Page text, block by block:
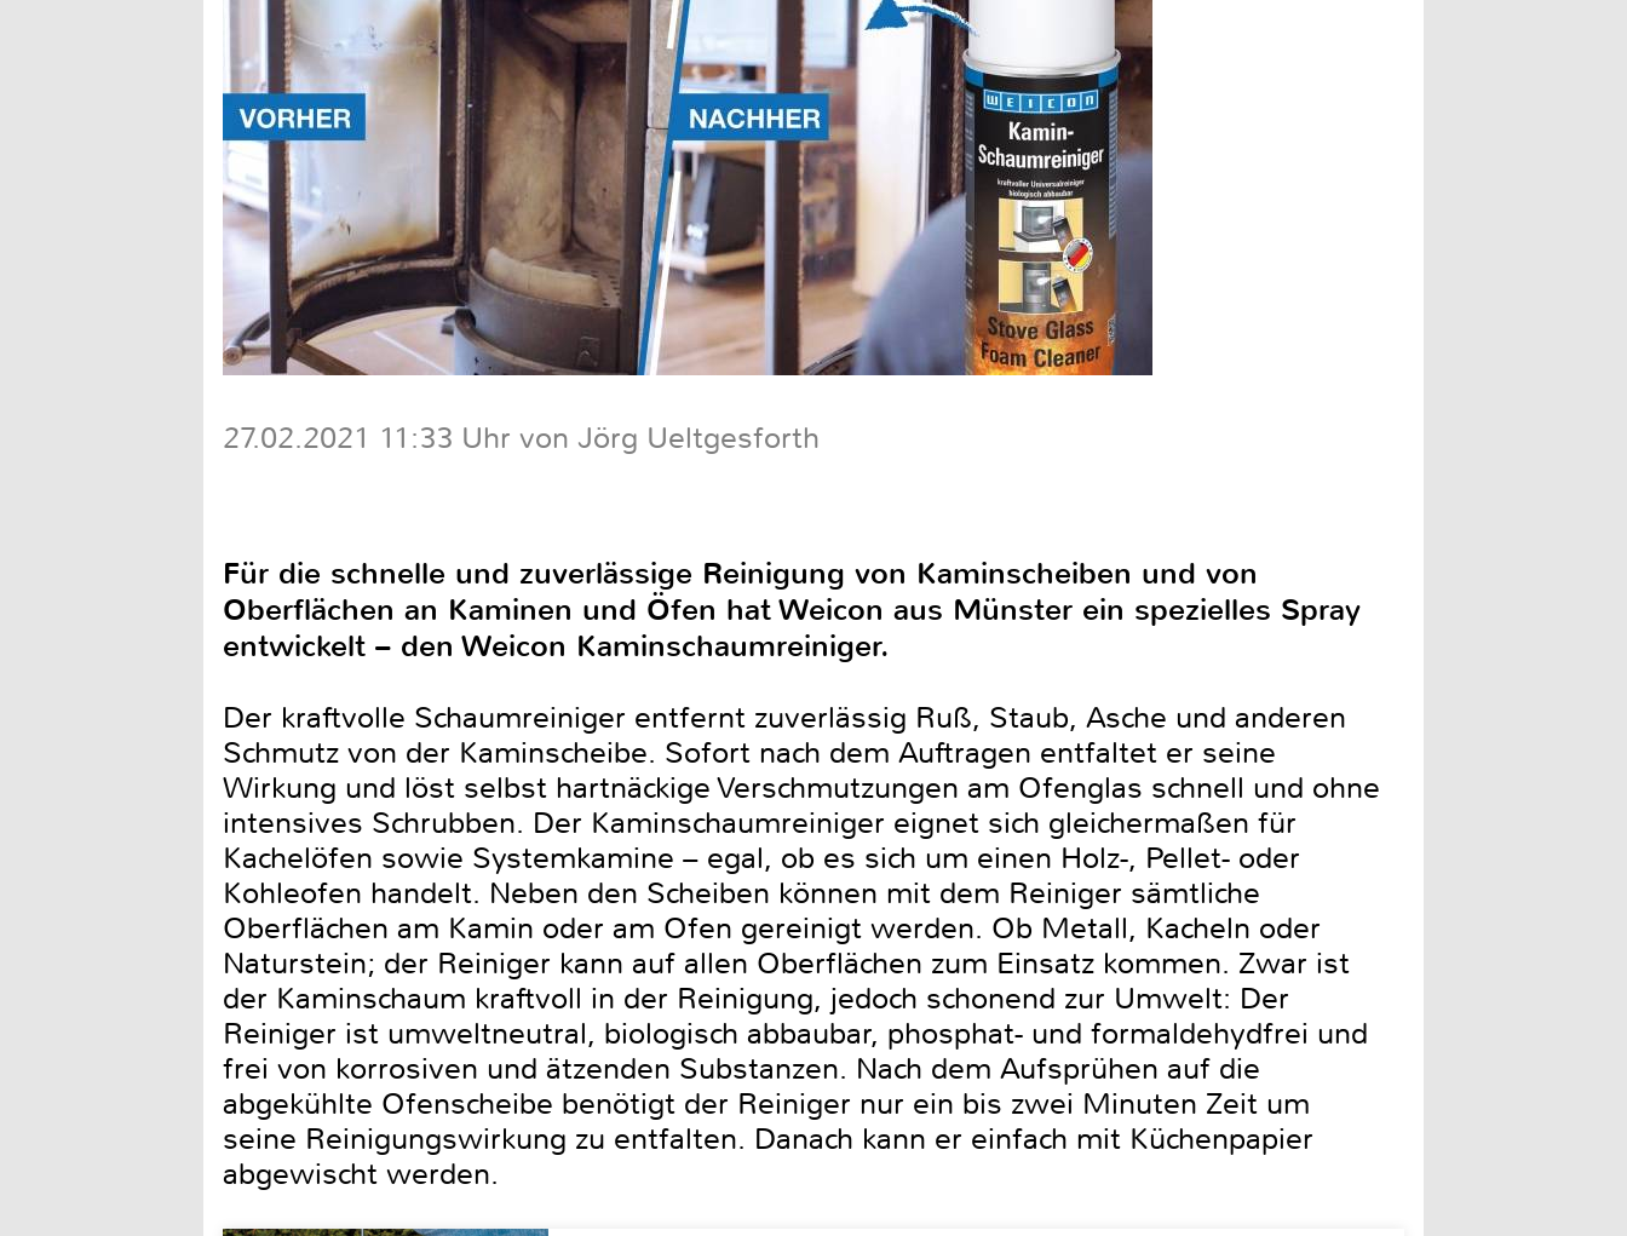
27.02.2021 11:33 Uhr von Jörg Ueltgesforth
Für die schnelle und zuverlässige Reinigung von Kaminscheiben und von
Oberflächen an Kaminen und Öfen hat Weicon aus Münster ein spezielles Spray
entwickelt – den Weicon Kaminschaumreiniger.
Der kraftvolle Schaumreiniger entfernt zuverlässig Ruß, Staub, Asche und anderen
Schmutz von der Kaminscheibe. Sofort nach dem Auftragen entfaltet er seine
Wirkung und löst selbst hartnäckige Verschmutzungen am Ofenglas schnell und ohne
intensives Schrubben. Der Kaminschaumreiniger eignet sich gleichermaßen für
Kachelöfen sowie Systemkamine – egal, ob es sich um einen Holz-, Pellet- oder
Kohleofen handelt. Neben den Scheiben können mit dem Reiniger sämtliche
Oberflächen am Kamin oder am Ofen gereinigt werden. Ob Metall, Kacheln oder
Naturstein; der Reiniger kann auf allen Oberflächen zum Einsatz kommen. Zwar ist
der Kaminschaum kraftvoll in der Reinigung, jedoch schonend zur Umwelt: Der
Reiniger ist umweltneutral, biologisch abbaubar, phosphat- und formaldehydfrei und
frei von korrosiven und ätzenden Substanzen. Nach dem Aufsprühen auf die
abgekühlte Ofenscheibe benötigt der Reiniger nur ein bis zwei Minuten Zeit um
seine Reinigungswirkung zu entfalten. Danach kann er einfach mit Küchenpapier
abgewischt werden.